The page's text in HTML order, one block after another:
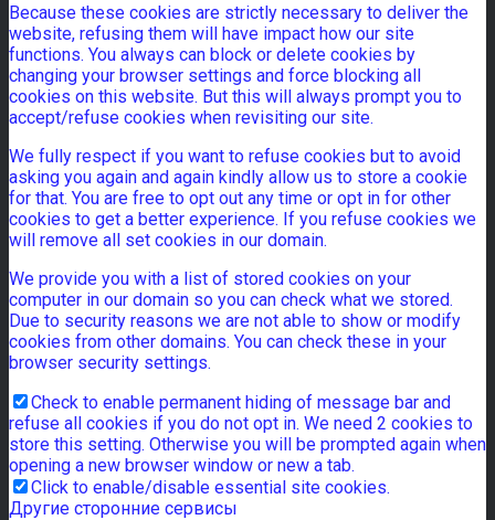
Because these cookies are strictly necessary to deliver the
website, refusing them will have impact how our site
functions. You always can block or delete cookies by
changing your browser settings and force blocking all
cookies on this website. But this will always prompt you to
accept/refuse cookies when revisiting our site.
We fully respect if you want to refuse cookies but to avoid
asking you again and again kindly allow us to store a cookie
for that. You are free to opt out any time or opt in for other
cookies to get a better experience. If you refuse cookies we
will remove all set cookies in our domain.
We provide you with a list of stored cookies on your
computer in our domain so you can check what we stored.
Due to security reasons we are not able to show or modify
cookies from other domains. You can check these in your
browser security settings.
Check to enable permanent hiding of message bar and
refuse all cookies if you do not opt in. We need 2 cookies to
store this setting. Otherwise you will be prompted again when
opening a new browser window or new a tab.
Click to enable/disable essential site cookies.
Другие сторонние сервисы